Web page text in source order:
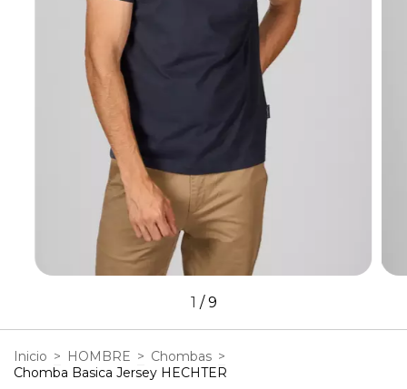
1 /9
Inicio > HOMBRE > Chombas >
Chomba Basica Jersey HECHTER